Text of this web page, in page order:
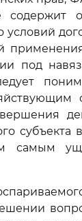
содержит
условий
под
субъекта
самым